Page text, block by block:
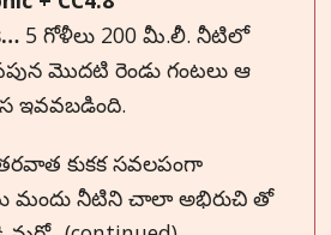
5 గోళీలు 200 మీ.లీ. నీటిలో
మొదటి రెండు గంటలు ఆ
ఇవవబడింది.
కుకక సవలపంగా
మందు నీటిని చాలా అభిరుచి తో